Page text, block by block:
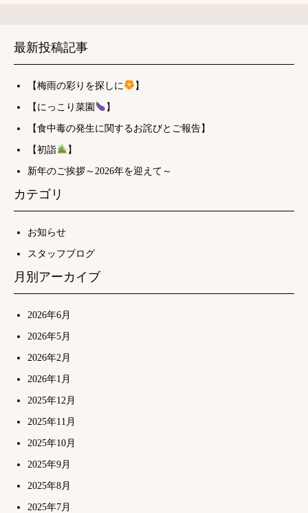
最新投稿記事
【梅雨の彩りを探しに 】
【にっこり菜園 】
【食中毒の発生に関するお詫びとご報告】
【初詣 】
新年のご挨拶～2026年を迎えて～
カテゴリ
お知らせ
スタッフブログ
月別アーカイブ
2026年6月
2026年5月
2026年2月
2026年1月
2025年12月
2025年11月
2025年10月
2025年9月
2025年8月
2025年7月